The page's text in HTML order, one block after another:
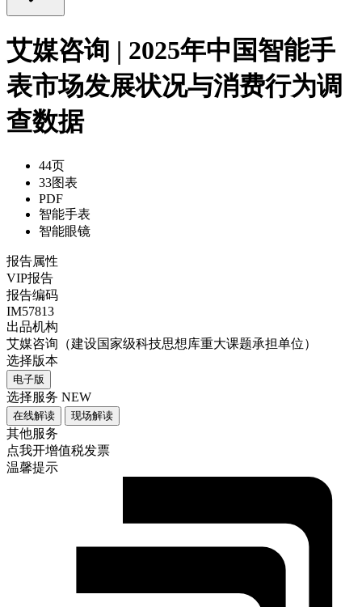
艾媒咨询 | 2025年中国智能手
表市场发展状况与消费行为调
查数据
44页
33图表
PDF
智能手表
智能眼镜
报告属性
VIP报告
报告编码
IM57813
出品机构
艾媒咨询（建设国家级科技思想库重大课题承担单位）
选择版本
电子版
选择服务 NEW
在线解读 现场解读
其他服务
点我开增值税发票
温馨提示